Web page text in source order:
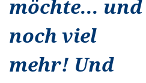
möchte... und
noch viel
mehr! Und